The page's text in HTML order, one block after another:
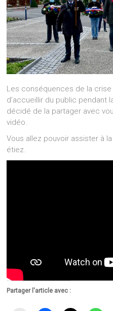
Les conséquences de la
d’accueillir du public pendant
décidé de la partager avec
vidéo.
Vous allez pouvoir assister à
étiez.
Partager l'article avec :